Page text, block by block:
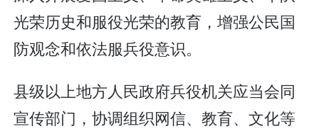
光荣历史和服役光荣的教育，增强公民国
防观念和依法服兵役意识。
县级以上地方人民政府兵役机关应当会同
宣传部门，协调组织网信、教育、文化等